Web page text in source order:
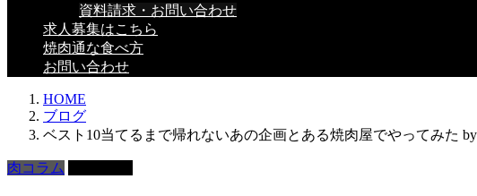
資料請求・お問い合わせ
求人募集はこちら
焼肉通な食べ方
お問い合わせ
HOME
ブログ
ベスト10当てるまで帰れないあの企画とある焼肉屋でやってみた
肉コラム